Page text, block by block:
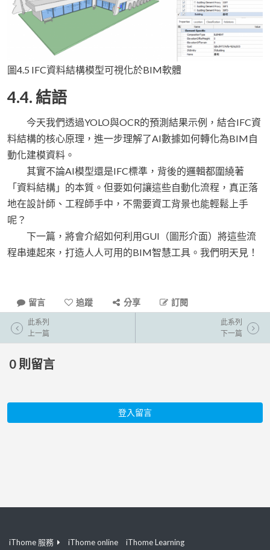
圖4.5 IFC資料結構模型可視化於BIM軟體
4.4. 結語
今天我們透過YOLO與OCR的預測結果示例，結合IFC資
料結構的核心原理，進一步理解了AI數據如何轉化為BIM自
動化建模資料。
其實不論AI模型還是IFC標準，背後的邏輯都圍繞著
「資料結構」的本質。但要如何讓這些自動化流程，真正落
地在設計師、工程師手中，不需要資工背景也能輕鬆上手
呢？
下一篇，將會介紹如何利用GUI（圖形介面）將這些流
程串連起來，打造人人可用的BIM智慧工具。我們明天見！
留言 追蹤 分享 訂閱
此系列
上一篇
此系列
下一篇
0 則留言
登入留言
iThome 服務 iThome online iThome Learning